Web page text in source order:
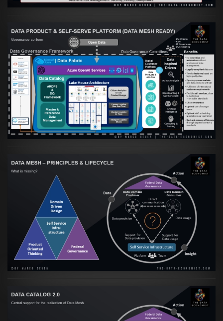
Artikel:Warum eine Data Governance
orientierte Data Fabric essenziell für
skalierbare qualitative Datenprodukte ist
VIEW
Artikel:Data Mesh Ökosysteme: Die
Transformation zur Data Inspired Human
Culture
VIEW